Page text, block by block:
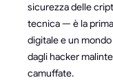
sicurezza delle
tecnica — è la
digitale e un
dagli hacker
camuffate.